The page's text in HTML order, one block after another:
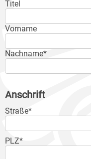
Titel
Vorname
Nachname*
Anschrift
Straße*
PLZ*